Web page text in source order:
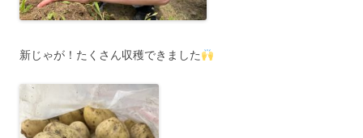
新じゃが！たくさん収穫できました